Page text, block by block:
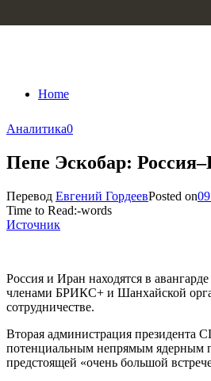
Home
Аналитика0
Пепе Эскобар:
Перевод Евгений ГордеевPosted on
Time to Read:-words
Источник
Россия и Иран находятся в
членами БРИКС+ и Шанхайской
сотрудничестве.
Вторая администрация президента
потенциальным непрямым ядерным
предстоящей «очень большой